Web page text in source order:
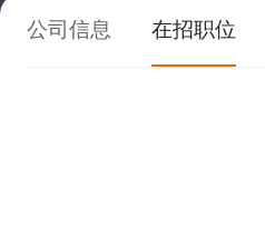
公司信息 在招职位